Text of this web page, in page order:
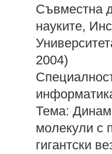
Съвместна
науките,
2004)
Тема:
молекули с
гигантски